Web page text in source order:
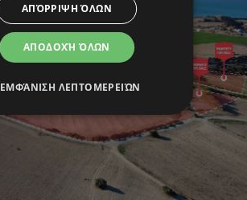
ΑΠΟΔΟΧΉ ΌΛΩΝ
ΑΠΌΡΡΙΨΗ ΌΛΩΝ
ΕΜΦΆΝΙΣΗ ΛΕΠΤΟΜΕΡΕΙΏΝ